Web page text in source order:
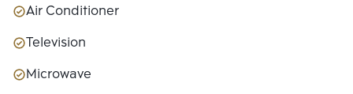
Air Conditioner
Television
Microwave